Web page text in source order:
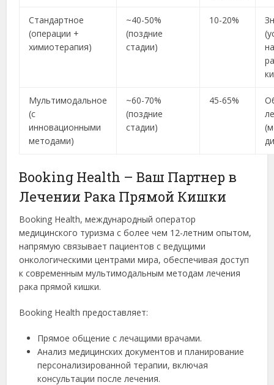
Стандартное
(операции +
химиотерапия)
~40-50%
(поздние
стадии)
10-20%
Мультимодальное
(с
инновационными
методами)
~60-70%
(поздние
стадии)
45-65%
Booking Health – Ваш Партнер в
Лечении Рака Прямой Кишки
Booking Health, международный оператор
медицинского туризма с более чем 12-летним опытом,
напрямую связывает пациентов с ведущими
онкологическими центрами мира, обеспечивая доступ
к современным мультимодальным методам лечения
рака прямой кишки.
Booking Health предоставляет:
Прямое общение с лечащими врачами.
Анализ медицинских документов и планирование
персонализированной терапии, включая
консультации после лечения.